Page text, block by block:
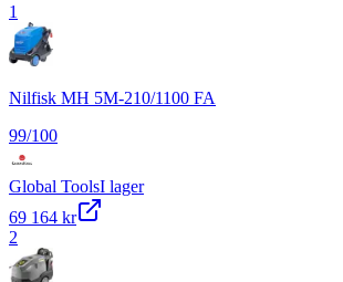
1
Nilfisk MH 5M-210/1100 FA
99/100
Global ToolsI lager
69 164 kr
2